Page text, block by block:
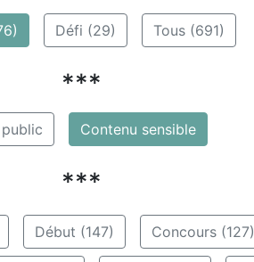
Défi (29) Tous (691)
***
Contenu sensible
***
Début (147) Concours (127)